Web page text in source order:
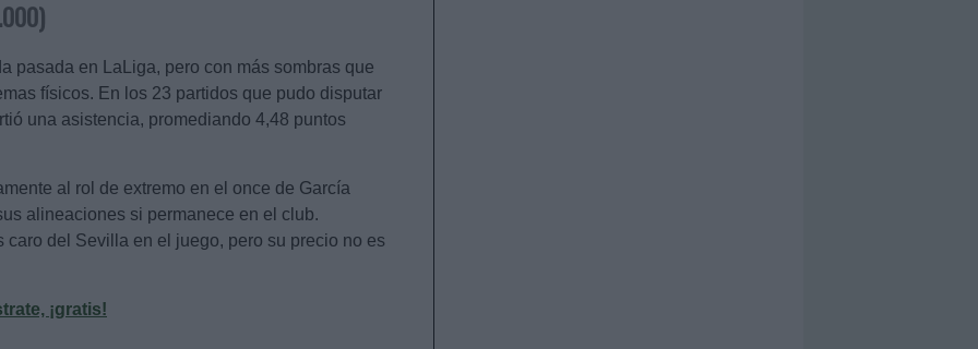
pasada en LaLiga, pero con más sombras que
físicos. En los 23 partidos que pudo disputar
una asistencia, promediando 4,48 puntos
al rol de extremo en el once de García
alineaciones si permanece en el club.
del Sevilla en el juego, pero su precio no es
¡gratis!